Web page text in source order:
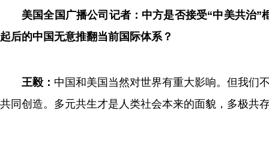
美国全国广播公司记者：中方是否接受“中美共治
起后的中国无意推翻当前国际体系？
王毅： 中国和美国当然对世界有重大影响。但我们
共同创造。多元共生才是人类社会本来的面貌，多极共